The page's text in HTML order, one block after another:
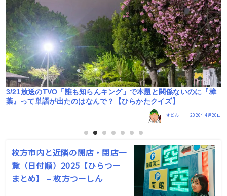
あした放送｢誰も知らんキング｣に枚方の大学
フク
枚方市内と近隣の開店・閉店一
覧（日付順）2025【ひらつー
まとめ】 – 枚方つーしん